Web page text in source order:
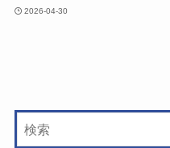
2026-04-30